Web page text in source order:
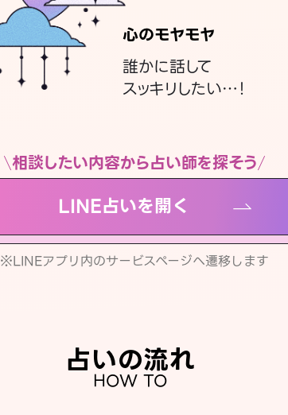
心のモヤモヤ
誰かに話して
スッキリしたい…！
相談したい内容から占い師を探そう
LINE占いを開く
※LINEアプリ内のサービスページへ遷移します
占いの流れ
HOW TO